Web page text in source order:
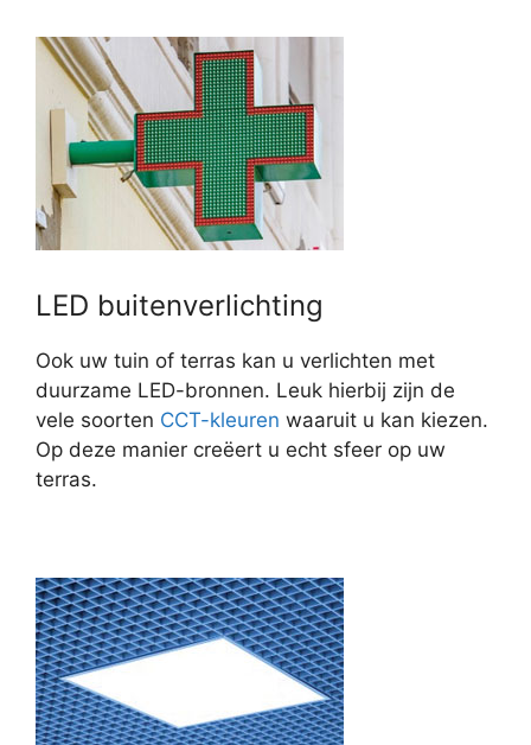
LED buitenverlichting
Ook uw tuin of terras kan u verlichten met
duurzame LED-bronnen. Leuk hierbij zijn de
vele soorten CCT-kleuren waaruit u kan kiezen.
Op deze manier creëert u echt sfeer op uw
terras.